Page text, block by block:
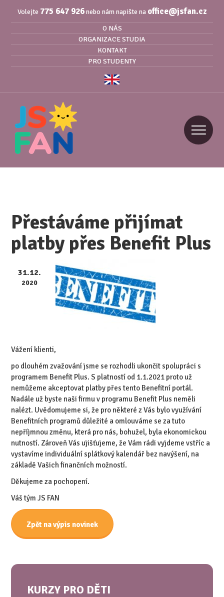
Volejte 775 647 926nebo nám napište na office@jsfan.cz
O NÁS
ORGANIZACE STUDIA
KONTAKT
PRO STUDENTY
Přestáváme přijímat
platby přes Benefit Plus
31.12.
2020
Vážení klienti,
po dlouhém zvažování jsme se rozhodli ukončit spolupráci s
programem Benefit Plus. S platností od 1.1.2021 proto už
nemůžeme akceptovat platby přes tento Benefitní portál.
Nadále už byste naši firmu v programu Benefit Plus neměli
nalézt. Uvědomujeme si, že pro některé z Vás bylo využívání
Benefitních programů důležité a omlouváme se za tuto
nepříjmnou změnu, která pro nás, bohužel, byla ekonomickou
nutností. Zároveň Vás ujišťujeme, že Vám rádi vyjdeme vstříc a
vystavíme individuální splátkový kalendář bez navýšení, na
základě Vašich finančních možností.
Děkujeme za pochopení.
Váš tým JS FAN
Zpět na výpis novinek
KURZY PRO DĚTI